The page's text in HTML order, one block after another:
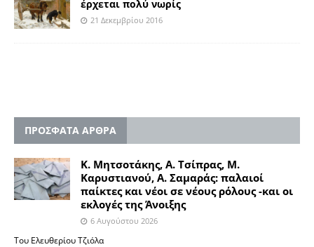
έρχεται πολύ νωρίς
21 Δεκεμβρίου 2016
ΠΡΟΣΦΑΤΑ ΑΡΘΡΑ
Κ. Μητσοτάκης, Α. Τσίπρας, Μ.
Καρυστιανού, Α. Σαμαράς: παλαιοί
παίκτες και νέοι σε νέους ρόλους -και οι
εκλογές της Άνοιξης
6 Αυγούστου 2026
Του Ελευθερίου Τζιόλα